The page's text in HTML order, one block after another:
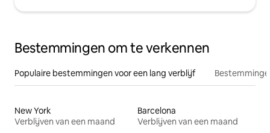
Bestemmingen om te verkennen
Populaire bestemmingen voor een lang verblijf
New York
Verblijven van een maand
Barcelona
Verblijven van een maand